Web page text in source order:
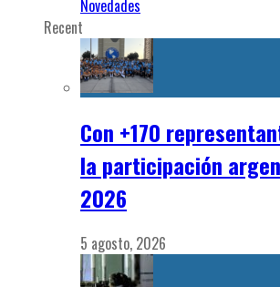
Novedades
Recent
Con +170
la participación
2026
5 agosto, 2026